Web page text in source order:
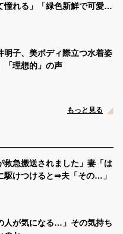
憧れる」「緑色新鮮で可愛
明子、美ボディ際立つ水着姿
「理想的」の声
もっと見る
救急搬送されました」妻「は
けつけると⇒夫「その…」
人が気になる…」その気持ち